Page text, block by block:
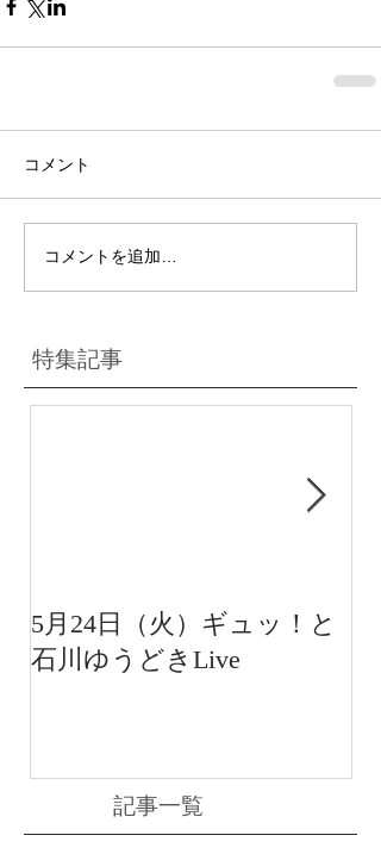
コメント
コメントを追加…
特集記事
5月24日（火）ギュッ！と
石川ゆうどきLive
記事一覧